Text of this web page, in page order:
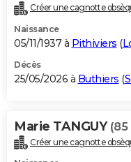
Créer une cagnotte
Naissance
05/11/1937 à Pithiviers (
Décès
25/05/2026 à Buthiers (
Marie TANGUY (85
Créer une cagnotte